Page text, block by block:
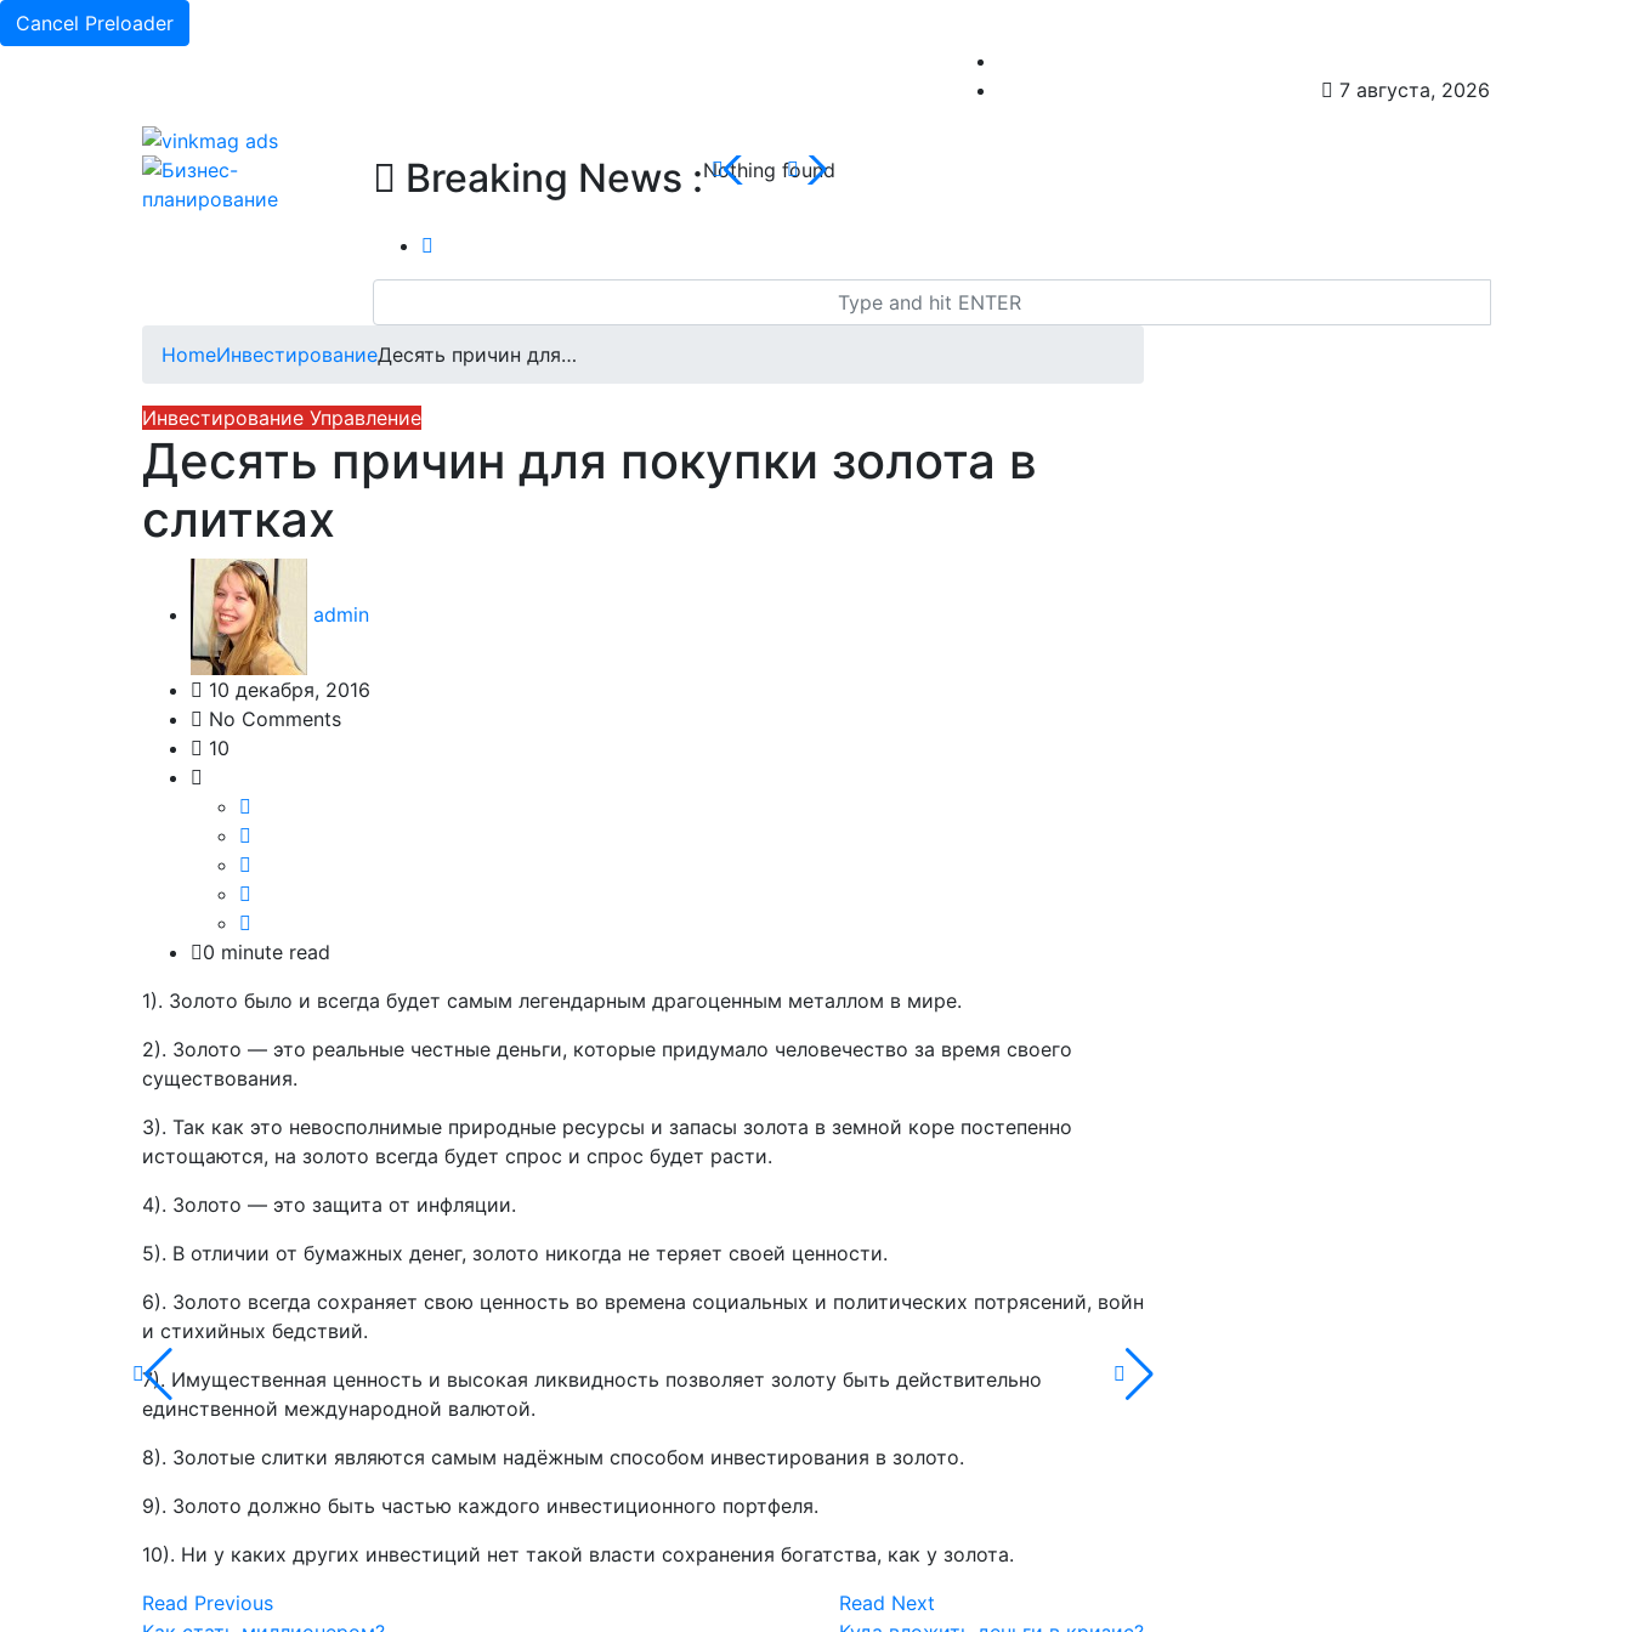
Cancel Preloader
7 августа, 2026
Breaking News :Nothing found
HomeИнвестированиеДесять причин для…
Инвестирование Управление
Десять причин для покупки золота в
слитках
admin
10 декабря, 2016
No Comments
10
0 minute read
1). Золото было и всегда будет самым легендарным драгоценным металлом в мире.
2). Золото — это реальные честные деньги, которые придумало человечество за время своего
существования.
3). Так как это невосполнимые природные ресурсы и запасы золота в земной коре постепенно
истощаются, на золото всегда будет спрос и спрос будет расти.
4). Золото — это защита от инфляции.
5). В отличии от бумажных денег, золото никогда не теряет своей ценности.
6). Золото всегда сохраняет свою ценность во времена социальных и политических потрясений, войн
и стихийных бедствий.
7). Имущественная ценность и высокая ликвидность позволяет золоту быть действительно
единственной международной валютой.
8). Золотые слитки являются самым надёжным способом инвестирования в золото.
9). Золото должно быть частью каждого инвестиционного портфеля.
10). Ни у каких других инвестиций нет такой власти сохранения богатства, как у золота.
Read Previous
Read Next